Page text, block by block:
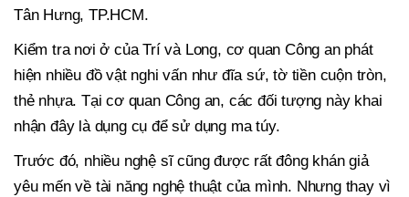
Tân Hưng, TP.HCM.
Kiểm tra nơi ở của Trí và Long, cơ quan Công an phát
hiện nhiều đồ vật nghi vấn như đĩa sứ, tờ tiền cuộn tròn,
thẻ nhựa. Tại cơ quan Công an, các đối tượng này khai
nhận đây là dụng cụ để sử dụng ma túy.
Trước đó, nhiều nghệ sĩ cũng được rất đông khán giả
yêu mến về tài năng nghệ thuật của mình. Nhưng thay vì